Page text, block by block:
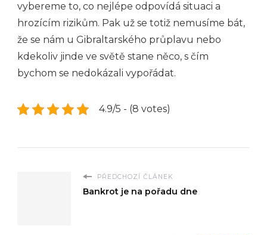
vybereme to, co nejlépe odpovídá situaci a
hrozícím rizikům. Pak už se totiž nemusíme bát,
že se nám u Gibraltarského průplavu nebo
kdekoliv jinde ve světě stane něco, s čím
bychom se nedokázali vypořádat.
4.9/5 - (8 votes)
PŘEDCHOZÍ ČLÁNEK
Bankrot je na pořadu dne